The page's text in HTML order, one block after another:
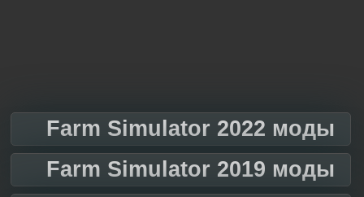
Farm Simulator 2022 моды
Farm Simulator 2019 моды